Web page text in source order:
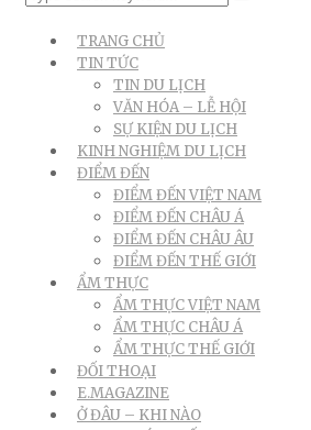
TRANG CHỦ
TIN TỨC
TIN DU LỊCH
VĂN HÓA – LỄ HỘI
SỰ KIỆN DU LỊCH
KINH NGHIỆM DU LỊCH
ĐIỂM ĐẾN
ĐIỂM ĐẾN VIỆT NAM
ĐIỂM ĐẾN CHÂU Á
ĐIỂM ĐẾN CHÂU ÂU
ĐIỂM ĐẾN THẾ GIỚI
ẨM THỰC
ẨM THỰC VIỆT NAM
ẨM THỰC CHÂU Á
ẨM THỰC THẾ GIỚI
ĐỐI THOẠI
E.MAGAZINE
Ở ĐÂU – KHI NÀO